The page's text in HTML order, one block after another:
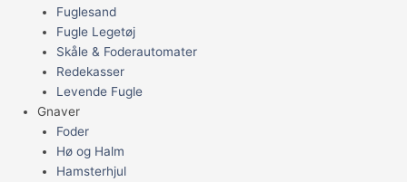
Fuglesand
Fugle Legetøj
Skåle & Foderautomater
Redekasser
Levende Fugle
Gnaver
Foder
Hø og Halm
Hamsterhjul